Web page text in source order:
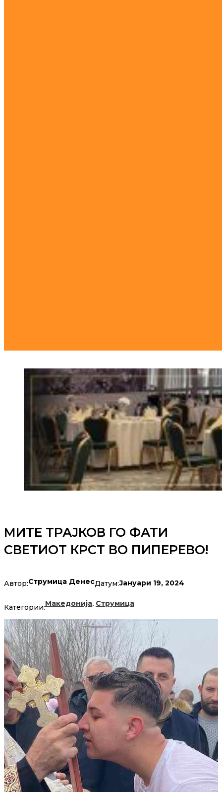
МИТЕ ТРАЈКОВ ГО ФАТИ
СВЕТИОТ КРСТ ВО ПИПЕРЕВО!
Автор:Струмица ДенесДатум:Јануари 19, 2024
Категории:Македонија, Струмица